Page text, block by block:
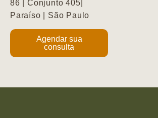
86 | Conjunto 405|
Paraíso | São Paulo
Agendar sua
consulta